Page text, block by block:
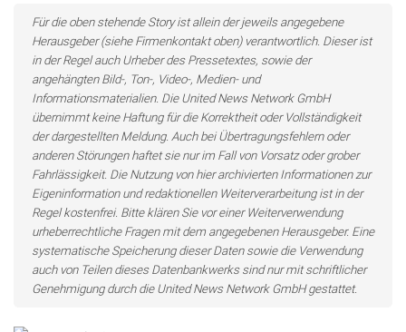
Für die oben stehende Story ist allein der jeweils angegebene
Herausgeber (siehe Firmenkontakt oben) verantwortlich. Dieser ist
in der Regel auch Urheber des Pressetextes, sowie der
angehängten Bild-, Ton-, Video-, Medien- und
Informationsmaterialien. Die United News Network GmbH
übernimmt keine Haftung für die Korrektheit oder Vollständigkeit
der dargestellten Meldung. Auch bei Übertragungsfehlern oder
anderen Störungen haftet sie nur im Fall von Vorsatz oder grober
Fahrlässigkeit. Die Nutzung von hier archivierten Informationen zur
Eigeninformation und redaktionellen Weiterverarbeitung ist in der
Regel kostenfrei. Bitte klären Sie vor einer Weiterverwendung
urheberrechtliche Fragen mit dem angegebenen Herausgeber. Eine
systematische Speicherung dieser Daten sowie die Verwendung
auch von Teilen dieses Datenbankwerks sind nur mit schriftlicher
Genehmigung durch die United News Network GmbH gestattet.